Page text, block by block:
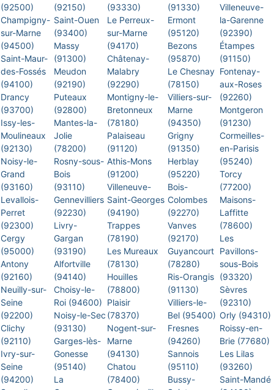
(92500)
Champigny-
sur-Marne
(94500)
Saint-Maur-
des-Fossés
(94100)
Drancy
(93700)
Issy-les-
Moulineaux
(92130)
Noisy-le-
Grand
(93160)
Levallois-
Perret
(92300)
Cergy
(95000)
Antony
(92160)
Neuilly-sur-
Seine
(92200)
Clichy
(92110)
Ivry-sur-
Seine
(94200)
(92150)
Saint-Ouen
(93400)
Massy
(91300)
Meudon
(92190)
Puteaux
(92800)
Mantes-la-
Jolie
(78200)
Rosny-sous-
Bois
(93110)
Gennevilliers
(92230)
Livry-
Gargan
(93190)
Alfortville
(94140)
Choisy-le-
Roi (94600)
Noisy-le-Sec
(93130)
Garges-lès-
Gonesse
(95140)
La
(93330)
Le Perreux-
sur-Marne
(94170)
Châtenay-
Malabry
(92290)
Montigny-le-
Bretonneux
(78180)
Palaiseau
(91120)
Athis-Mons
(91200)
Villeneuve-
Saint-Georges
(94190)
Trappes
(78190)
Les Mureaux
(78130)
Houilles
(78800)
Plaisir
(78370)
Nogent-sur-
Marne
(94130)
Chatou
(78400)
(91330)
Ermont
(95120)
Bezons
(95870)
Le Chesnay
(78150)
Villiers-sur-
Marne
(94350)
Grigny
(91350)
Herblay
(95220)
Bois-
Colombes
(92270)
Vanves
(92170)
Guyancourt
(78280)
Ris-Orangis
(91130)
Villiers-le-
Bel (95400)
Fresnes
(94260)
Sannois
(95110)
Bussy-
Villeneuve-
la-Garenne
(92390)
Étampes
(91150)
Fontenay-
aux-Roses
(92260)
Montgeron
(91230)
Cormeilles-
en-Parisis
(95240)
Torcy
(77200)
Maisons-
Laffitte
(78600)
Les
Pavillons-
sous-Bois
(93320)
Sèvres
(92310)
Orly (94310)
Roissy-en-
Brie (77680)
Les Lilas
(93260)
Saint-Mandé